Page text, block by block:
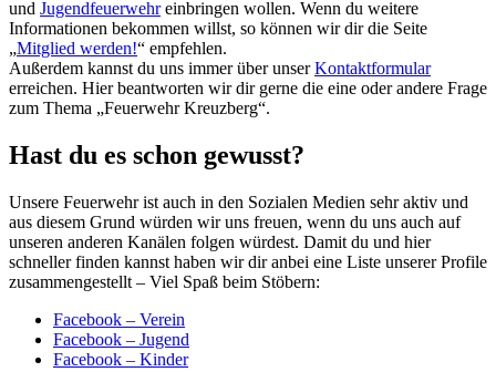
und Jugendfeuerwehreinbringen wollen. Wenn du weitere
Informationen bekommen willst, so können wir dir die Seite
„Mitglied werden!“ empfehlen.
Außerdem kannst du uns immer über unserKontaktformular
erreichen. Hier beantworten wir dir gerne die eine oder andere Frage
zum Thema „Feuerwehr Kreuzberg“.
Hast du es schon gewusst?
Unsere Feuerwehr ist auch in den Sozialen Medien sehr aktiv und
aus diesem Grund würden wir uns freuen, wenn du uns auch auf
unseren anderen Kanälen folgen würdest. Damit du und hier
schneller finden kannst haben wir dir anbei eine Liste unserer Profile
zusammengestellt – Viel Spaß beim Stöbern:
Facebook – Verein
Facebook – Jugend
Facebook – Kinder